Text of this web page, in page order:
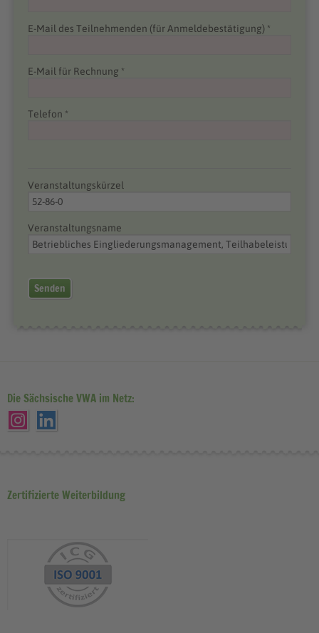
E-Mail des Teilnehmenden (für Anmeldebestätigung) *
E-Mail für Rechnung *
Telefon *
Veranstaltungskürzel
Veranstaltungsname
Senden
Die Sächsische VWA im Netz:
Zertifizierte Weiterbildung